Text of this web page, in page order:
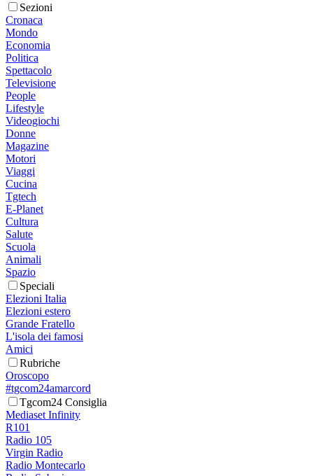
Sezioni
Cronaca
Mondo
Economia
Politica
Spettacolo
Televisione
People
Lifestyle
Videogiochi
Donne
Magazine
Motori
Viaggi
Cucina
Tgtech
E-Planet
Cultura
Salute
Scuola
Animali
Spazio
Speciali
Elezioni Italia
Elezioni estero
Grande Fratello
L'isola dei famosi
Amici
Rubriche
Oroscopo
#tgcom24amarcord
Tgcom24 Consiglia
Mediaset Infinity
R101
Radio 105
Virgin Radio
Radio Montecarlo